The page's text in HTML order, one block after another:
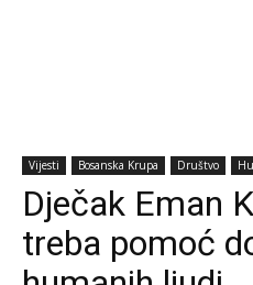
Vijesti Bosanska Krupa Društvo
Dječak Eman
treba pomoć